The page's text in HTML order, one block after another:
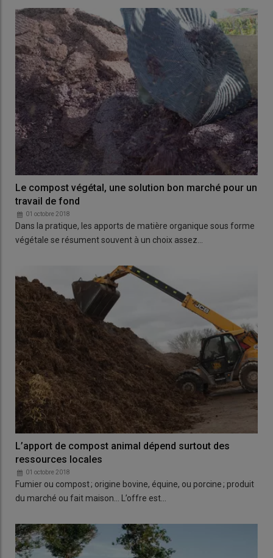
Le compost végétal, une solution bon marché pour un
travail de fond
01 octobre 2018
Dans la pratique, les apports de matière organique sous forme
végétale se résument souvent à un choix assez…
L’apport de compost animal dépend surtout des
ressources locales
01 octobre 2018
Fumier ou compost ; origine bovine, équine, ou porcine ; produit
du marché ou fait maison… L’offre est…